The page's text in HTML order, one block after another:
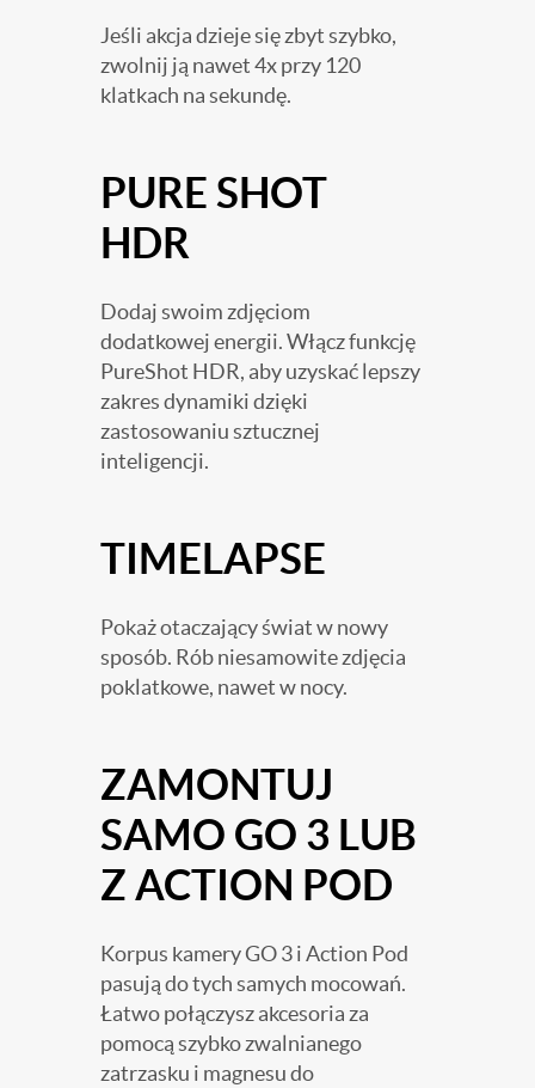
Jeśli akcja dzieje się zbyt szybko,
zwolnij ją nawet 4x przy 120
klatkach na sekundę.
PURE SHOT
HDR
Dodaj swoim zdjęciom
dodatkowej energii. Włącz funkcję
PureShot HDR, aby uzyskać lepszy
zakres dynamiki dzięki
zastosowaniu sztucznej
inteligencji.
TIMELAPSE
Pokaż otaczający świat w nowy
sposób. Rób niesamowite zdjęcia
poklatkowe, nawet w nocy.
ZAMONTUJ
SAMO GO 3 LUB
Z ACTION POD
Korpus kamery GO 3 i Action Pod
pasują do tych samych mocowań.
Łatwo połączysz akcesoria za
pomocą szybko zwalnianego
zatrzasku i magnesu do